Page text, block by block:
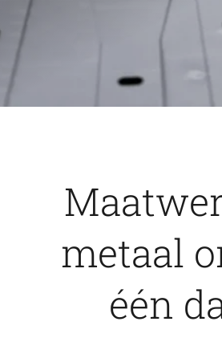
Vacatures
metaal
één